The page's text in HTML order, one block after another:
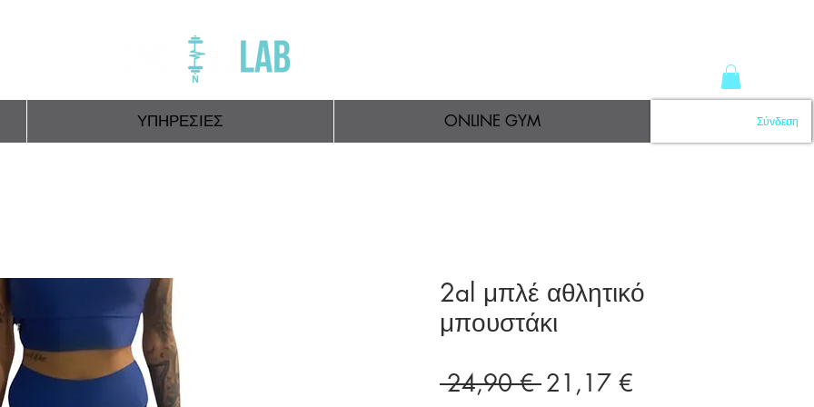
ΥΠΗΡΕΣΙΕΣ ONLINE GYM Σύνδεση
2al μπλέ αθλητικό
μπουστάκι
24,90 € Κανονική
21,17 €